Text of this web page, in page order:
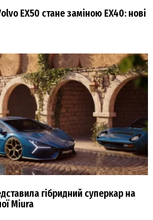
EX50 стане заміною EX40: нові
гібридний суперкар на
Miura